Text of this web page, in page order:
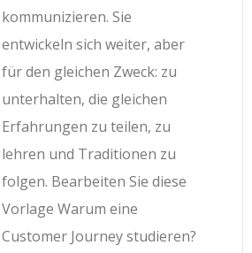
kommunizieren. Sie
entwickeln sich weiter, aber
für den gleichen Zweck: zu
unterhalten, die gleichen
Erfahrungen zu teilen, zu
lehren und Traditionen zu
folgen. Bearbeiten Sie diese
Vorlage Warum eine
Customer Journey studieren?